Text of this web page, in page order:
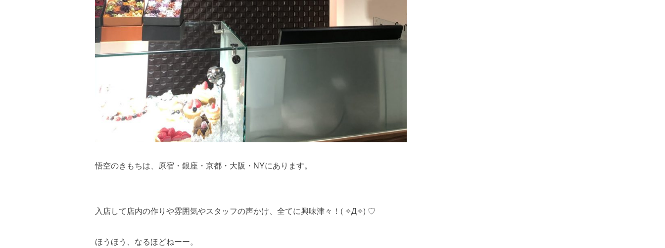
悟空のきもちは、原宿・銀座・京都・大阪・NYにあります。
入店して店内の作りや雰囲気やスタッフの声かけ、全てに興味津々！( ✧Д✧) ♡
ほうほう、なるほどねーー。